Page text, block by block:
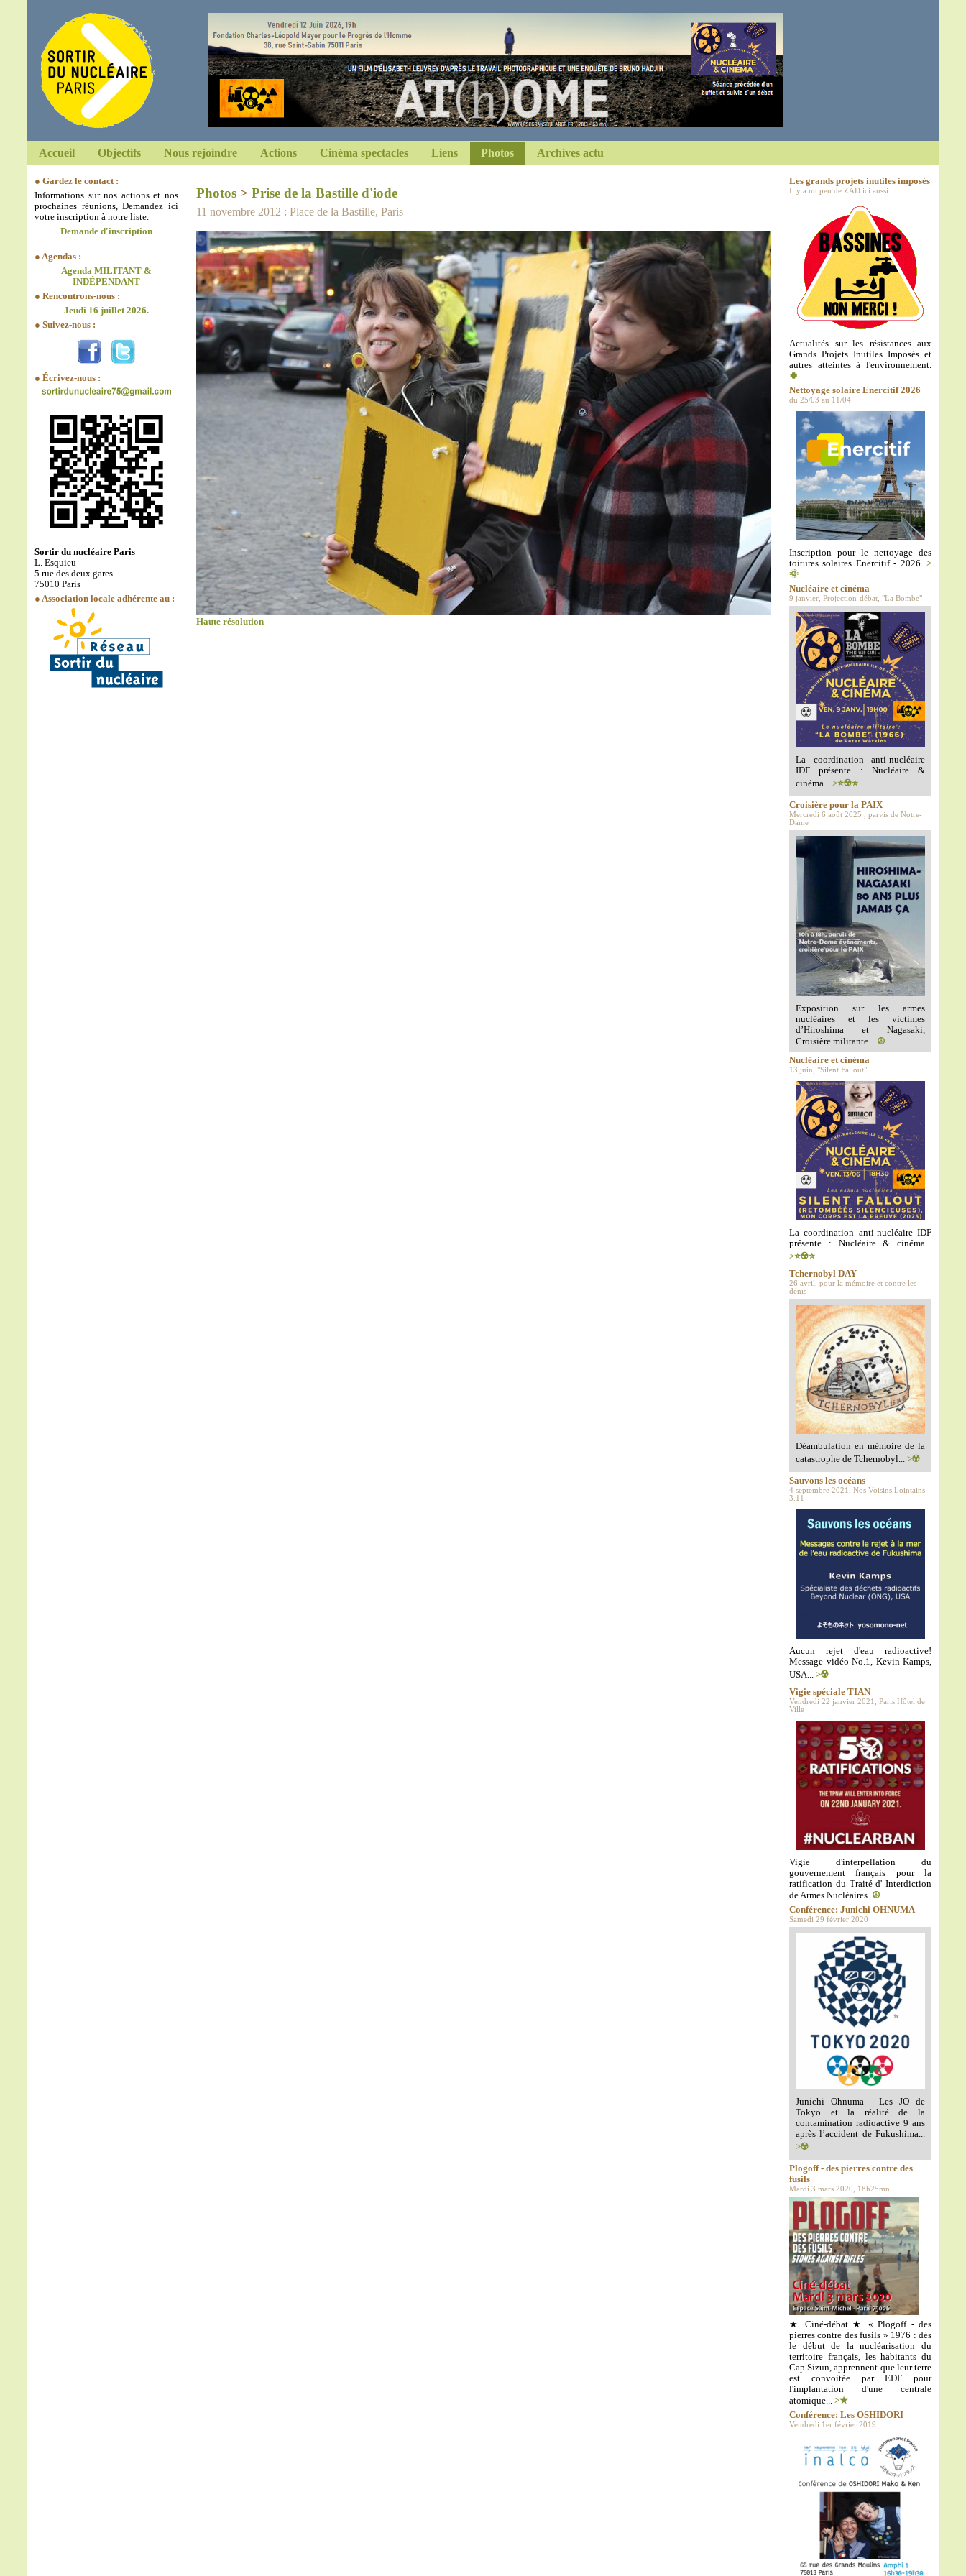
Accueil Objectifs Nous rejoindre Actions Cinéma spectacles Liens Photos Archives actu
● Gardez le contact :
Informations sur nos actions et nos
prochaines réunions, Demandez ici
votre inscription à notre liste.
Demande d'inscription
● Agendas :
Agenda MILITANT &
INDÉPENDANT
● Rencontrons-nous :
Jeudi 16 juillet 2026.
● Suivez-nous :
● Écrivez-nous :
Sortir du nucléaire Paris
L. Esquieu
5 rue des deux gares
75010 Paris
● Association locale adhérente au :
Photos > Prise de la Bastille d'iode
11 novembre 2012 : Place de la Bastille, Paris
Haute résolution
Les grands projets inutiles imposés
Il y a un peu de ZAD ici aussi
Actualités sur les résistances aux
Grands Projets Inutiles Imposés et
autres atteintes à l'environnement.
🍀
Nettoyage solaire Enercitif 2026
du 25/03 au 11/04
Inscription pour le nettoyage des
toitures solaires Enercitif - 2026.>
🌞
Nucléaire et cinéma
9 janvier, Projection-débat, "La Bombe"
La coordination anti-nucléaire
IDF présente : Nucléaire &
cinéma... >⭐️☢️⭐️
Croisière pour la PAIX
Mercredi 6 août 2025 , parvis de Notre-
Dame
Exposition sur les armes
nucléaires et les victimes
d’Hiroshima et Nagasaki,
Croisière militante... ☮️
Nucléaire et cinéma
13 juin, "Silent Fallout"
La coordination anti-nucléaire IDF
présente : Nucléaire & cinéma...
>⭐️☢️⭐️
Tchernobyl DAY
26 avril, pour la mémoire et contre les
dénis
Déambulation en mémoire de la
catastrophe de Tchernobyl... >☢️
Sauvons les océans
4 septembre 2021, Nos Voisins Lointains
3.11
Aucun rejet d'eau radioactive!
Message vidéo No.1, Kevin Kamps,
USA... >☢️
Vigie spéciale TIAN
Vendredi 22 janvier 2021, Paris Hôtel de
Ville
Vigie d'interpellation du
gouvernement français pour la
ratification du Traité d' Interdiction
de Armes Nucléaires. ☮️
Conférence: Junichi OHNUMA
Samedi 29 février 2020
Junichi Ohnuma - Les JO de
Tokyo et la réalité de la
contamination radioactive 9 ans
après l’accident de Fukushima...
>☢️
Plogoff - des pierres contre des
fusils
Mardi 3 mars 2020, 18h25mn
★ Ciné-débat ★ « Plogoff - des
pierres contre des fusils » 1976 : dès
le début de la nucléarisation du
territoire français, les habitants du
Cap Sizun, apprennent que leur terre
est convoitée par EDF pour
l'implantation d'une centrale
atomique... >★
Conférence: Les OSHIDORI
Vendredi 1er février 2019